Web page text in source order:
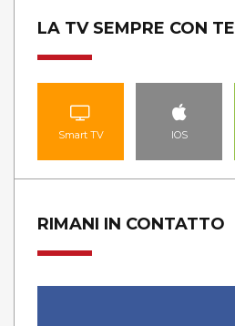
LA TV SEMPRE CON TE
Smart TV IOS
RIMANI IN CONTATTO